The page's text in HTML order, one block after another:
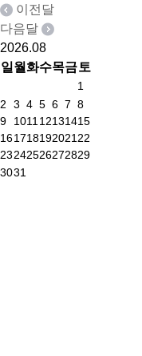
이전달
다음달
2026.08
일 월화수목금토
1
2
3 4 5 6 7 8
9
1011 12131415
161718192021 22
23242526272829
3031